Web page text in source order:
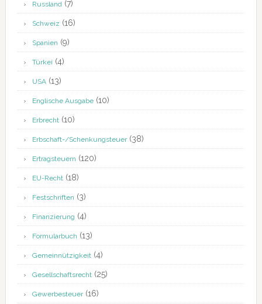
Russland(7)
Schweiz (16)
Spanien (9)
Türkei (4)
USA(13)
Englische Ausgabe(10)
Erbrecht(10)
Erbschaft-/Schenkungsteuer(38)
Ertragsteuern (120)
EU-Recht(18)
Festschriften (3)
Finanzierung (4)
Formularbuch (13)
Gemeinnützigkeit(4)
Gesellschaftsrecht(25)
Gewerbesteuer(16)